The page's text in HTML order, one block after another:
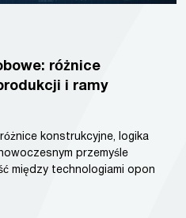
różnice
i ramy
konstrukcyjne, logika
przemyśle
między technologiami opon